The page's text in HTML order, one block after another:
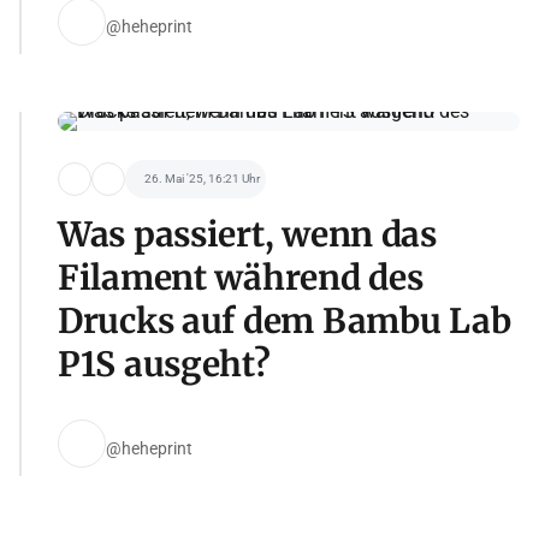
@heheprint
26. Mai '25, 16:21 Uhr
Was passiert, wenn das
Filament während des
Drucks auf dem Bambu Lab
P1S ausgeht?
@heheprint